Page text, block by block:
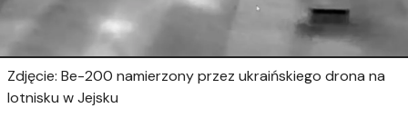
Zdjęcie: Be-200 namierzony przez ukraińskiego drona na
lotnisku w Jejsku